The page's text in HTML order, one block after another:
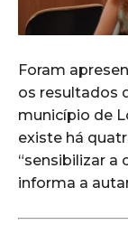
Foram
os resultados
município de
existe há
“sensibilizar a
informa a